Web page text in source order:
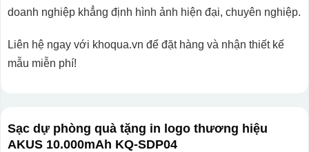
doanh nghiệp khẳng định hình ảnh hiện đại, chuyên nghiệp.
Liên hệ ngay với khoqua.vn để đặt hàng và nhận thiết kế
mẫu miễn phí!
Sạc dự phòng quà tặng in logo thương hiệu
AKUS 10.000mAh KQ-SDP04